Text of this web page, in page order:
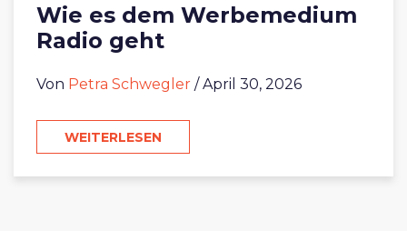
Wie es dem Werbemedium
Radio geht
Von Petra Schwegler / April 30, 2026
WEITERLESEN